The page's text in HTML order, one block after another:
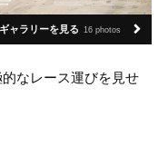
ャラリーを見る 16 photos
なレース運びを見せ